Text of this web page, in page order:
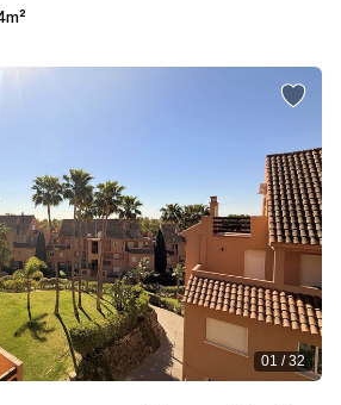
01 / 32